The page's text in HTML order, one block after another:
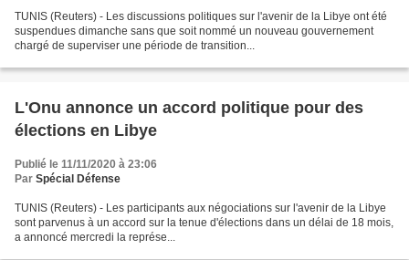
TUNIS (Reuters) - Les discussions politiques sur l'avenir de la Libye ont été
suspendues dimanche sans que soit nommé un nouveau gouvernement
chargé de superviser une période de transition...
L'Onu annonce un accord politique pour des
élections en Libye
Publié le 11/11/2020 à 23:06
Par Spécial Défense
TUNIS (Reuters) - Les participants aux négociations sur l'avenir de la Libye
sont parvenus à un accord sur la tenue d'élections dans un délai de 18 mois,
a annoncé mercredi la représe...